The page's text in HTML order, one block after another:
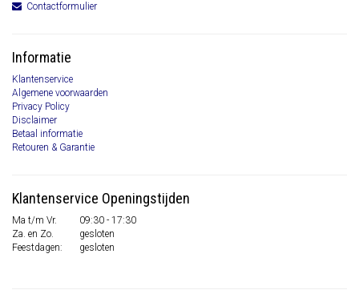
Contactformulier
Informatie
Klantenservice
Algemene voorwaarden
Privacy Policy
Disclaimer
Betaal informatie
Retouren & Garantie
Klantenservice Openingstijden
Ma t/m Vr.
09:30 - 17:30
Za. en Zo.
gesloten
Feestdagen:
gesloten